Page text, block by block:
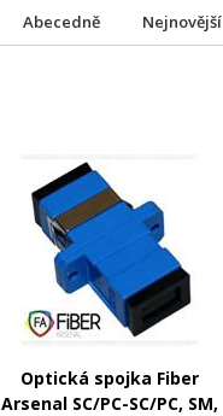
Abecedně Nejnovější
Optická spojka Fiber
Arsenal SC/PC-SC/PC, SM,